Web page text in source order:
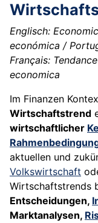
Englisch: Economic
económica /
Français:
economica
Im Finanzen
Wirtschaftstrend
wirtschaftlicher
aktuellen und
Volkswirtschaft
Wirtschaftstrends
Entscheidungen,
Marktanalysen,